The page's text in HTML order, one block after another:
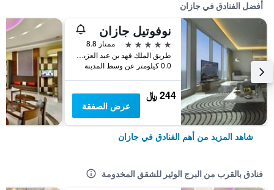
أفضل الفنادق في جازان
نوفوتيل جازان
5 نجوم
ممتاز 8.8
طريق الملك فهد بن عبد العزيز جنوب كورنيش مدينة جازان, جازان, المملكة العربية السعودية
0.0 كيلومتر عن وسط المدينة
244 ﷼
عرض الصفقة
شاهد المزيد من أهم الفنادق في جازان
فنادق بالقرب من البرج الوثير للشقق المخدومة